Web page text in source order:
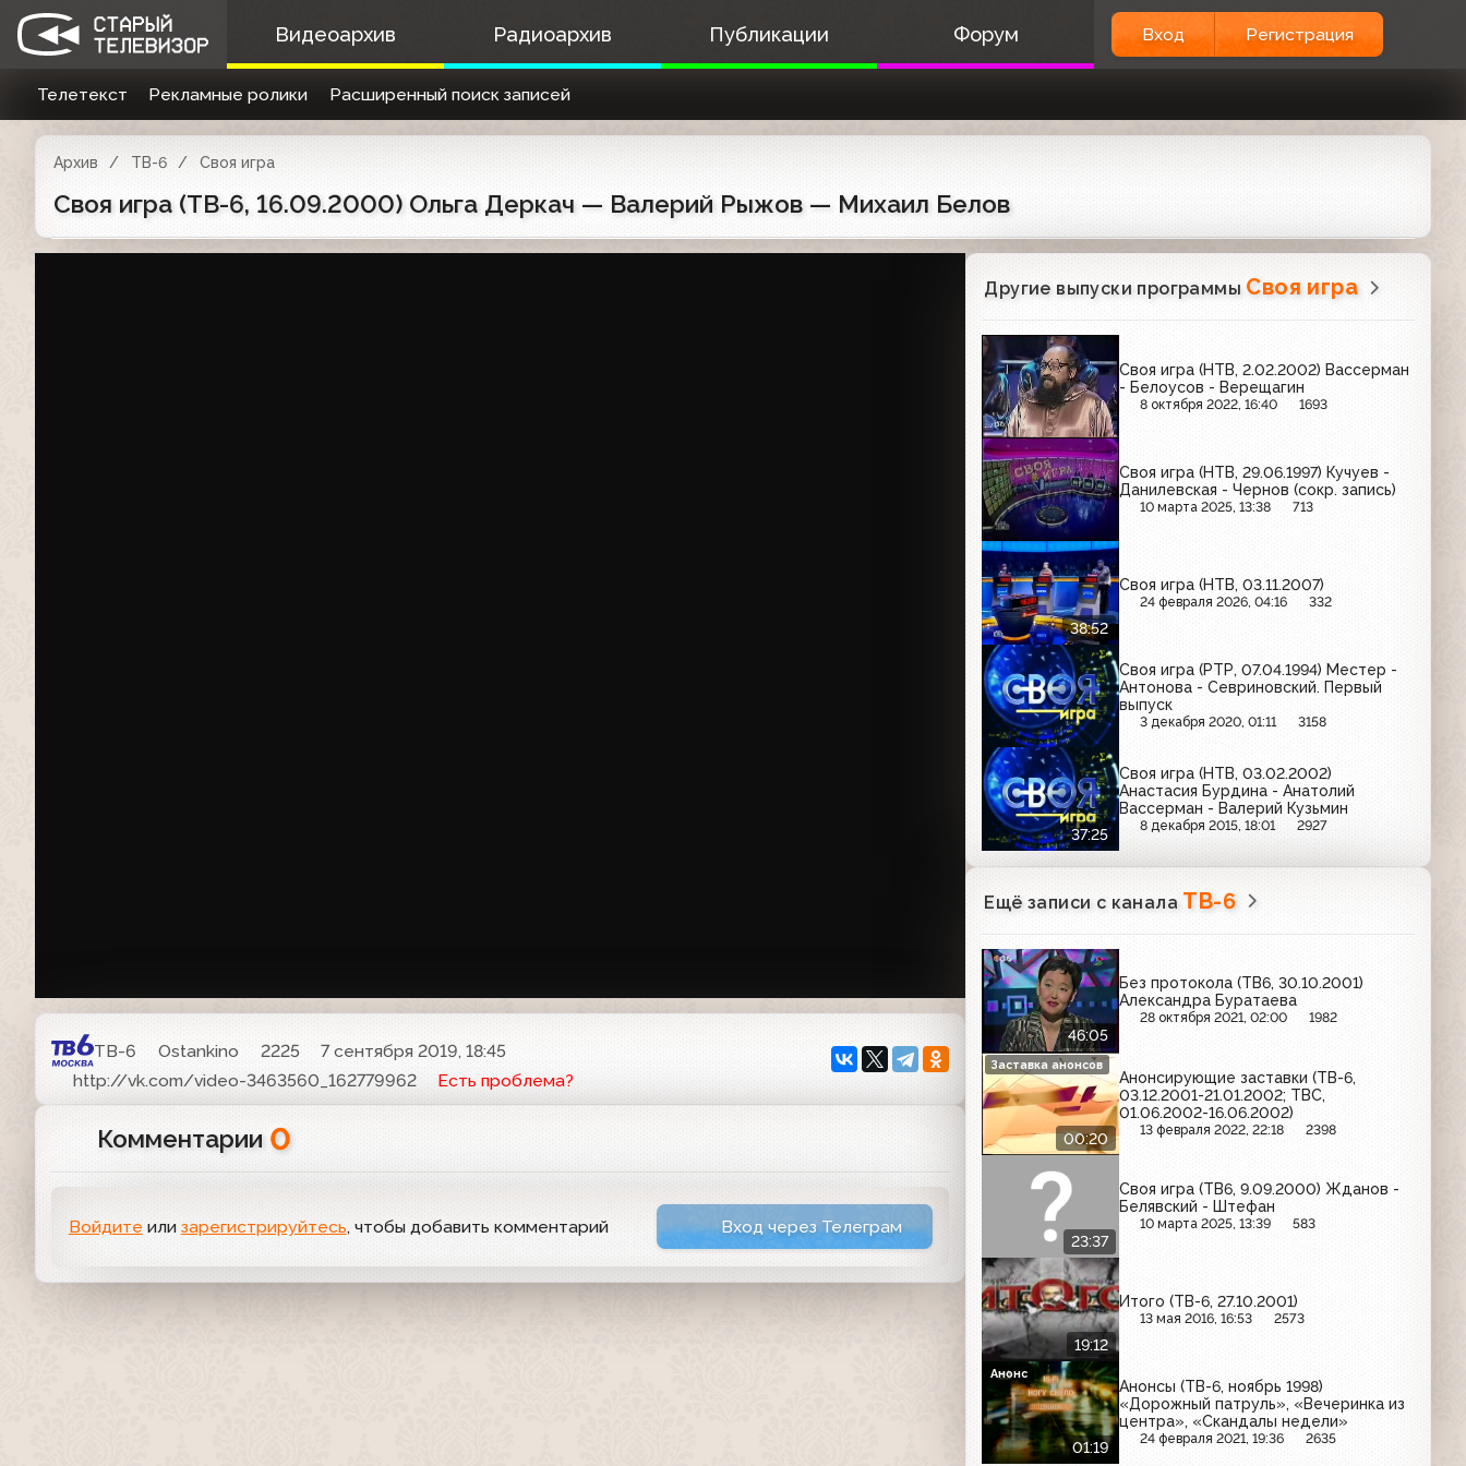
Видеоархив Радиоархив Публикации Форум Вход Регистрация
Телетекст Рекламные ролики Расширенный поиск записей
Архив ТВ-6 Своя игра
Своя игра (ТВ-6, 16.09.2000) Ольга Деркач — Валерий Рыжов — Михаил Белов
ТВ-6 Ostankino 2225
7 сентября 2019, 18:45
http://vk.com/video-3463560_162779962
Есть проблема?
Комментарии 0
Войдите или зарегистрируйтесь, чтобы добавить комментарий Вход через Телеграм
Другие выпуски программы Своя игра
Своя игра (НТВ, 2.02.2002) Вассерман
- Белоусов - Верещагин
8 октября 2022, 16:40 1693
Своя игра (НТВ, 29.06.1997) Кучуев -
Данилевская - Чернов (сокр. запись)
10 марта 2025, 13:38 713
38:52
Своя игра (НТВ, 03.11.2007)
24 февраля 2026, 04:16 332
Своя игра (РТР, 07.04.1994) Местер -
Антонова - Севриновский. Первый
выпуск
3 декабря 2020, 01:11 3158
37:25
Своя игра (НТВ, 03.02.2002)
Анастасия Бурдина - Анатолий
Вассерман - Валерий Кузьмин
8 декабря 2015, 18:01 2927
Ещё записи с канала ТВ-6
46:05
Без протокола (ТВ6, 30.10.2001)
Александра Буратаева
28 октября 2021, 02:00 1982
00:20
Анонсирующие заставки (ТВ-6,
03.12.2001-21.01.2002; ТВС,
01.06.2002-16.06.2002)
13 февраля 2022, 22:18 2398
Заставка анонсов
23:37
Своя игра (ТВ6, 9.09.2000) Жданов -
Белявский - Штефан
10 марта 2025, 13:39 583
19:12
Итого (ТВ-6, 27.10.2001)
13 мая 2016, 16:53 2573
01:19
Анонсы (ТВ-6, ноябрь 1998)
«Дорожный патруль», «Вечеринка из
центра», «Скандалы недели»
24 февраля 2021, 19:36 2635
Анонс